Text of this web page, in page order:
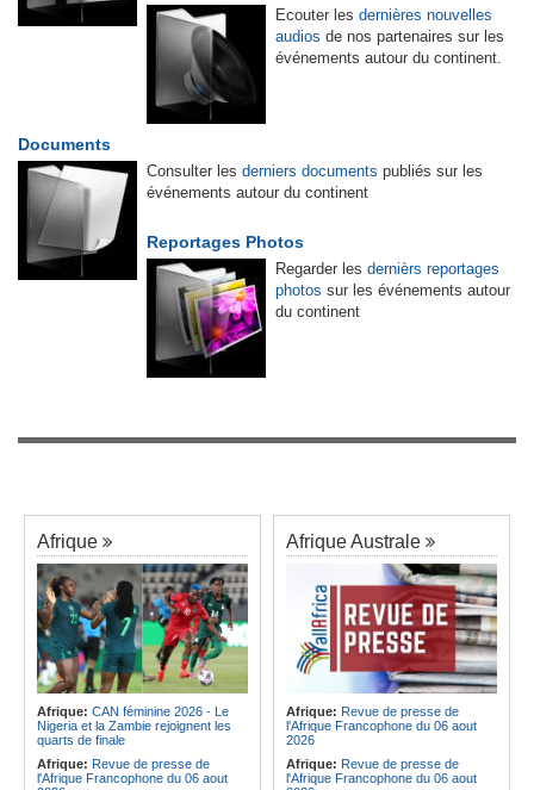
Ecouter les dernières nouvelles
audios de nos partenaires sur les
événements autour du continent.
Documents
Consulter les derniers documents publiés sur les
événements autour du continent
Reportages Photos
Regarder les dernièrs reportages
photos sur les événements autour
du continent
Afrique
Afrique: CAN féminine 2026 - Le
Nigeria et la Zambie rejoignent les
quarts de finale
Afrique: Revue de presse de
l'Afrique Francophone du 06 aout
Afrique Australe
Afrique: Revue de presse de
l'Afrique Francophone du 06 aout
2026
Afrique: Revue de presse de
l'Afrique Francophone du 06 aout